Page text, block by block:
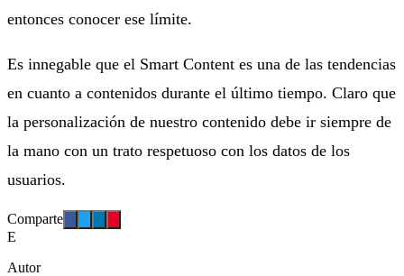
entonces conocer ese límite.
Es innegable que el Smart Content es una de las tendencias
en cuanto a contenidos durante el último tiempo. Claro que
la personalización de nuestro contenido debe ir siempre de
la mano con un trato respetuoso con los datos de los
usuarios.
Comparte
E
Autor